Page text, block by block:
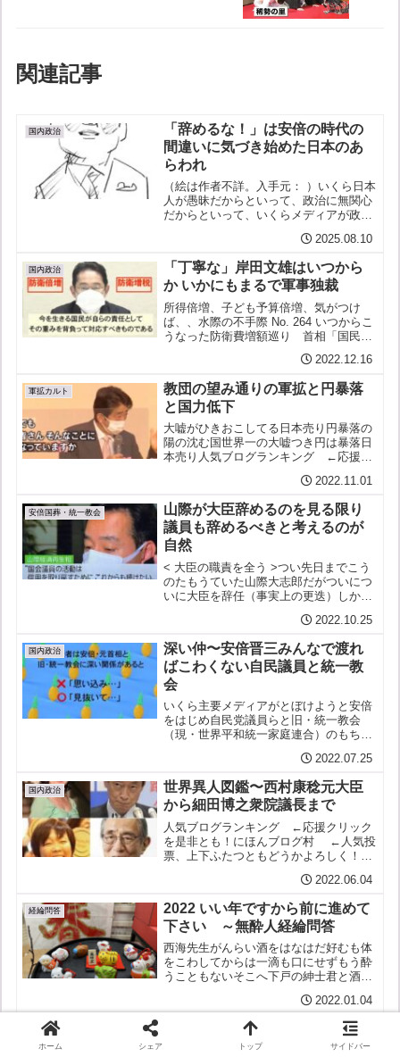
関連記事
国内政治
「辞めるな！」は安倍の時代の
間違いに気づき始めた日本のあ
らわれ
（絵は作者不詳。入手元： ）いくら日本
人が愚昧だからといって、政治に無関心
だからといって、いくらメディアが政権
るからといって、ここまでくればいい加
減安倍の時代がとんでもなく間違ってい
たこと日本をどんどん没...
2025.08.10
国内政治
「丁寧な」岸田文雄はいつから
か いかにもまるで軍事独裁
所得倍増、子ども予算倍増、気がつけ
ば、、水際の不手際 No. 264 いつからこ
うなった防衛費増額巡り 首相「国民自
しても岸田首相の驚くべき言いぐさ自分
らは外交や平和の努力、責任かなぐりす
てて...
2022.12.16
軍拡カルト
教団の望み通りの軍拡と円暴落
と国力低下
大嘘がひきおこしてる日本売り円暴落の
陽の沈む国世界一の大嘘つき円は暴落日
本売り人気ブログランキング ←応援ク
人気投票、上下ふたつともどうかよろし
く！安倍と黒田の安黒時代円安にすると
日本の輸出企業は製品の...
2022.11.01
安倍国葬・統一教会
山際が大臣辞めるのを見る限り
議員も辞めるべきと考えるのが
自然
< 大臣の職責を全う >つい先日までこう
のたもうていた山際大志郎だがついにつ
いに大臣を辞任（事実上の更迭）しかし
けではありませんから」と言って議員辞
職を拒むその際立った図々しさ山際大志
郎国会に嘘つきは要ら...
2022.10.25
国内政治
深い仲〜安倍晋三みんなで渡れ
ばこわくない自民議員と統一教
会
いくら主要メディアがとぼけようと安倍
をはじめ自民党議員らと旧・統一教会
（現・世界平和統一家庭連合）のもちつ
し一部メディアの奮闘もありいよいよ明
らかにされつつある新しく報じられたと
ころでは細田博之・衆議院議...
2022.07.25
国内政治
世界異人図鑑〜西村康稔元大臣
から細田博之衆院議長まで
人気ブログランキング ←応援クリック
を是非とも！にほんブログ村 ←人気投
票、上下ふたつともどうかよろしく！経
党の西村康稔衆院議員（59）が訪れた世
界のあちこちで女性たちを遠巻きに撮影
それを自身のホームペ...
2022.06.04
経綸問答
2022 いい年ですから前に進めて
下さい ～無酔人経綸問答
西海先生がんらい酒をはなはだ好むも体
をこわしてからは一滴も口にせずもう酔
うこともないそこへ下戸の紳士君と酒豪
史この二人がやってくれば談論風発正月
から酔いもせぬ無酔人経綸問答となるわ
2022.01.04
国内政治
おめでとう！「生まれ変わっ
た」自民党 副総裁に麻生太郎
ホーム シェア トップ サイドバー